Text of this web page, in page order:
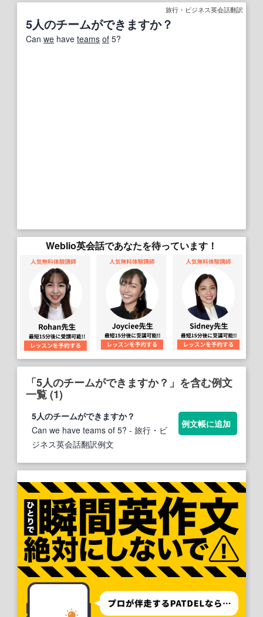
旅行・ビジネス英会話翻訳
5人のチームができますか？
Can we have teams of 5?
Weblio英会話であなたを待っています！
「5人のチームができますか？」を含む例文
一覧 (1)
5人のチームができますか？
Can we have teams of 5? - 旅行・ビ
ジネス英会話翻訳例文
例文帳に追加